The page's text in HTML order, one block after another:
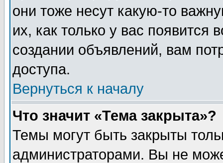
они тоже несут какую-то
их, как только у вас появится
создании объявлений, вам
доступа.
Вернуться к началу
Что значит «Тема закрыта»?
Темы могут быть закрыты
администраторами. Вы не